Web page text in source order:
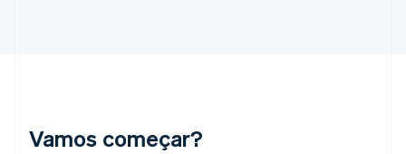
Vamos começar?
English